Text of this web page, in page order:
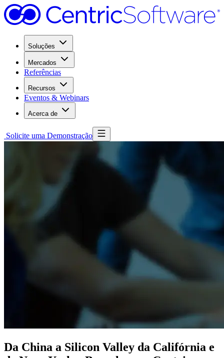
Soluções
Mercados
Referências
Recursos
Eventos & Webinars
Acerca de
Solicite uma Demonstração
Da China a Silicon Valley da Califórnia e